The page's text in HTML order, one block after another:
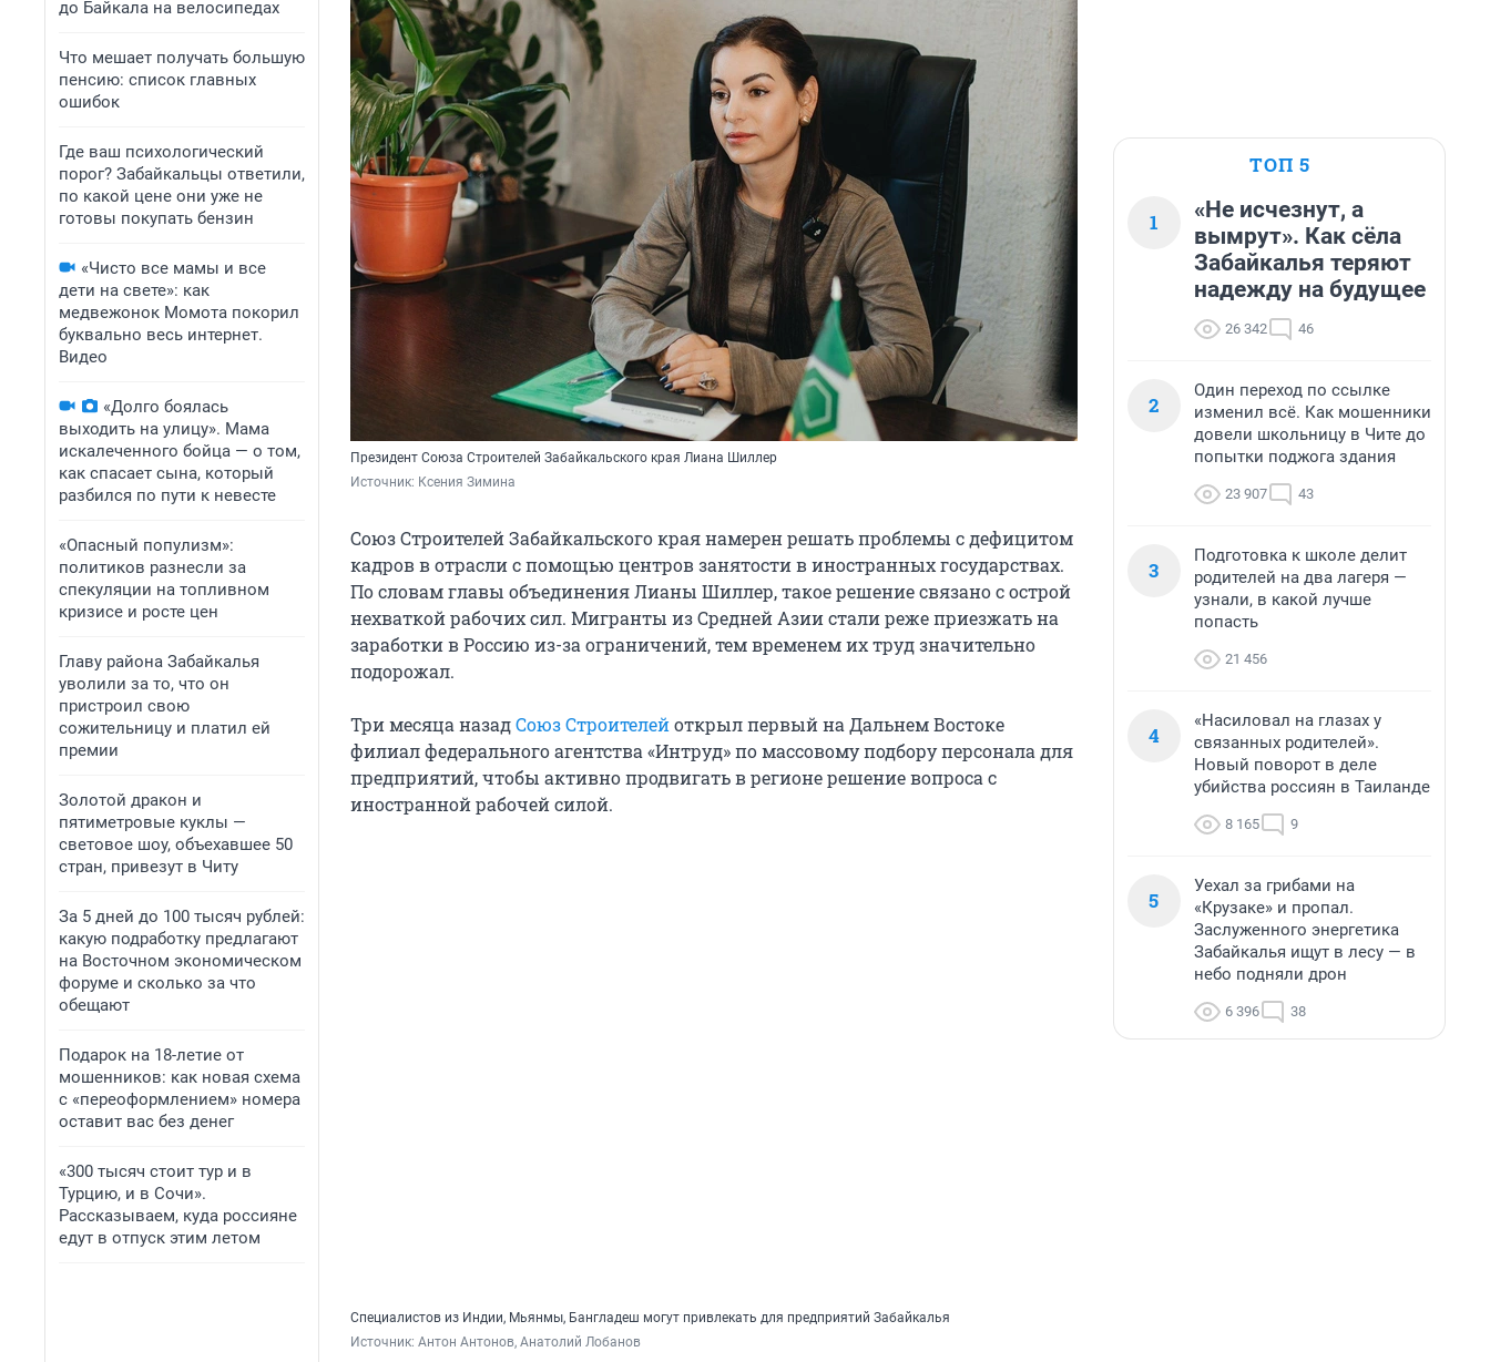
до Байкала на велосипедах
Что мешает получать большую
пенсию: список главных
ошибок
Где ваш психологический
порог? Забайкальцы ответили,
по какой цене они уже не
готовы покупать бензин
«Чисто все мамы и все
дети на свете»: как
медвежонок Момота покорил
буквально весь интернет.
Видео
«Долго боялась
выходить на улицу». Мама
искалеченного бойца — о том,
как спасает сына, который
разбился по пути к невесте
«Опасный популизм»:
политиков разнесли за
спекуляции на топливном
кризисе и росте цен
Главу района Забайкалья
уволили за то, что он
пристроил свою
сожительницу и платил ей
премии
Золотой дракон и
пятиметровые куклы —
световое шоу, объехавшее 50
стран, привезут в Читу
За 5 дней до 100 тысяч рублей:
какую подработку предлагают
на Восточном экономическом
форуме и сколько за что
обещают
Подарок на 18-летие от
мошенников: как новая схема
с «переоформлением» номера
оставит вас без денег
«300 тысяч стоит тур и в
Турцию, и в Сочи».
Рассказываем, куда россияне
едут в отпуск этим летом
Президент Союза Строителей Забайкальского края Лиана Шиллер
Источник: Ксения Зимина
Союз Строителей Забайкальского края намерен решать проблемы с дефицитом
кадров в отрасли с помощью центров занятости в иностранных государствах.
По словам главы объединения Лианы Шиллер, такое решение связано с острой
нехваткой рабочих сил. Мигранты из Средней Азии стали реже приезжать на
заработки в Россию из-за ограничений, тем временем их труд значительно
подорожал.
Три месяца назадСоюз Строителейоткрыл первый на Дальнем Востоке
филиал федерального агентства «Интруд» по массовому подбору персонала для
предприятий, чтобы активно продвигать в регионе решение вопроса с
иностранной рабочей силой.
Специалистов из Индии, Мьянмы, Бангладеш могут привлекать для предприятий Забайкалья
Источник: Антон Антонов, Анатолий Лобанов
ТОП 5
1
«Не исчезнут, а
вымрут». Как сёла
Забайкалья теряют
надежду на будущее
26 342 46
2
Один переход по ссылке
изменил всё. Как мошенники
довели школьницу в Чите до
попытки поджога здания
23 907 43
3
Подготовка к школе делит
родителей на два лагеря —
узнали, в какой лучше
попасть
21 456
4
«Насиловал на глазах у
связанных родителей».
Новый поворот в деле
убийства россиян в Таиланде
8 165 9
5
Уехал за грибами на
«Крузаке» и пропал.
Заслуженного энергетика
Забайкалья ищут в лесу — в
небо подняли дрон
6 396 38